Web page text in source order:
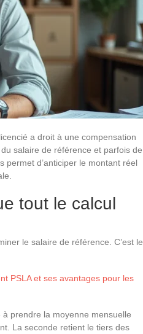
a droit à une compensation
salaire de référence et parfois de
permet d’anticiper le montant réel
tout le calcul
le salaire de référence. C’est le
PSLA et ses avantages pour les
prendre la moyenne mensuelle
La seconde retient le tiers des